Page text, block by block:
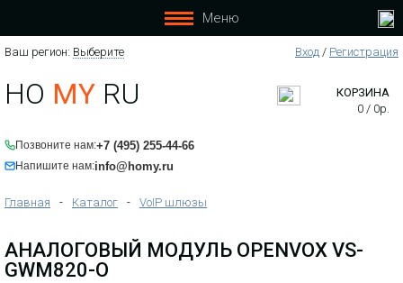
Меню
Ваш регион: Выберите Вход / Регистрация
HO MY RU
Позвоните нам:+7 (495) 255-44-66
Напишите нам:info@homy.ru
КОРЗИНА
0 / 0р.
Главная - Каталог - VoIP шлюзы
АНАЛОГОВЫЙ МОДУЛЬ OPENVOX VS-
GWM820-O